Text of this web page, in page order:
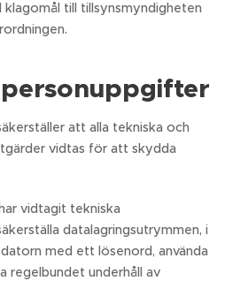
till tillsynsmyndigheten
att alla tekniska och
vidtas för att skydda
vidtagit tekniska
datalagringsutrymmen, i
med ett lösenord, använda
regelbundet underhåll av